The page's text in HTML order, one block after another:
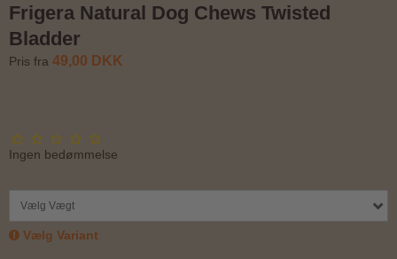
Frigera Natural Dog Chews Twisted
Bladder
Pris fra 49,00 DKK
Ingen bedømmelse
Vælg Vægt
Vælg Variant